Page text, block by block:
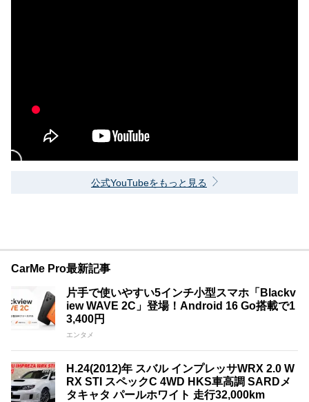
公式YouTubeをもっと見る
CarMe Pro最新記事
片手で使いやすい5インチ小型スマホ「Blackv
iew WAVE 2C」登場！Android 16 Go搭載で1
3,400円
エンタメ
H.24(2012)年 スバル インプレッサWRX 2.0 W
RX STI スペックC 4WD HKS車高調 SARDメ
タキャタ パールホワイト 走行32,000km